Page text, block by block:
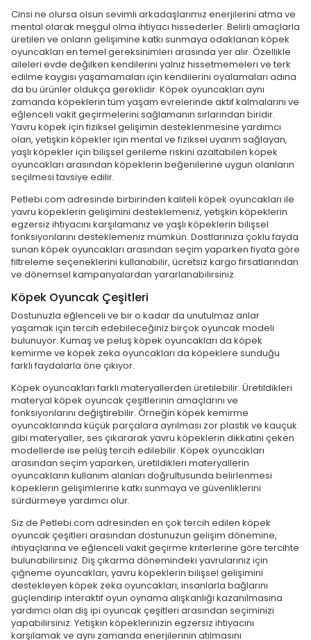
Cinsi ne olursa olsun sevimli arkadaşlarımız enerjilerini atma ve
mental olarak meşgul olma ihtiyacı hissederler. Belirli amaçlarla
üretilen ve onların gelişimine katkı sunmaya odaklanan köpek
oyuncakları en temel gereksinimleri arasında yer alır. Özellikle
aileleri evde değilken kendilerini yalnız hissetmemeleri ve terk
edilme kaygısı yaşamamaları için kendilerini oyalamaları adına
da bu ürünler oldukça gereklidir. Köpek oyuncakları aynı
zamanda köpeklerin tüm yaşam evrelerinde aktif kalmalarını ve
eğlenceli vakit geçirmelerini sağlamanın sırlarından biridir.
Yavru köpek için fiziksel gelişimin desteklenmesine yardımcı
olan, yetişkin köpekler için mental ve fiziksel uyarım sağlayan,
yaşlı köpekler için bilişsel gerileme riskini azaltabilen köpek
oyuncakları arasından köpeklerin beğenilerine uygun olanların
seçilmesi tavsiye edilir.
Petlebi.com adresinde birbirinden kaliteli köpek oyuncakları ile
yavru köpeklerin gelişimini desteklemeniz, yetişkin köpeklerin
egzersiz ihtiyacını karşılamanız ve yaşlı köpeklerin bilişsel
fonksiyonlarını desteklemeniz mümkün. Dostlarınıza çoklu fayda
sunan köpek oyuncakları arasından seçim yaparken fiyata göre
filtreleme seçeneklerini kullanabilir, ücretsiz kargo fırsatlarından
ve dönemsel kampanyalardan yararlanabilirsiniz.
Köpek Oyuncak Çeşitleri
Dostunuzla eğlenceli ve bir o kadar da unutulmaz anlar
yaşamak için tercih edebileceğiniz birçok oyuncak modeli
bulunuyor. Kumaş ve peluş köpek oyuncakları da köpek
kemirme ve köpek zeka oyuncakları da köpeklere sunduğu
farklı faydalarla öne çıkıyor.
Köpek oyuncakları farklı materyallerden üretilebilir. Üretildikleri
materyal köpek oyuncak çeşitlerinin amaçlarını ve
fonksiyonlarını değiştirebilir. Örneğin köpek kemirme
oyuncaklarında küçük parçalara ayrılması zor plastik ve kauçuk
gibi materyaller, ses çıkararak yavru köpeklerin dikkatini çeken
modellerde ise pelüş tercih edilebilir. Köpek oyuncakları
arasından seçim yaparken, üretildikleri materyallerin
oyuncakların kullanım alanları doğrultusunda belirlenmesi
köpeklerin gelişimlerine katkı sunmaya ve güvenliklerini
sürdürmeye yardımcı olur.
Siz de Petlebi.com adresinden en çok tercih edilen köpek
oyuncak çeşitleri arasından dostunuzun gelişim dönemine,
ihtiyaçlarına ve eğlenceli vakit geçirme kriterlerine göre tercihte
bulunabilirsiniz. Diş çıkarma dönemindeki yavrularınız için
çiğneme oyuncakları, yavru köpeklerin bilişsel gelişimini
destekleyen köpek zeka oyuncakları, insanlarla bağlarını
güçlendirip interaktif oyun oynama alışkanlığı kazanılmasına
yardımcı olan diş ipi oyuncak çeşitleri arasından seçiminizi
yapabilirsiniz. Yetişkin köpeklerinizin egzersiz ihtiyacını
karşılamak ve aynı zamanda enerjilerinin atılmasını